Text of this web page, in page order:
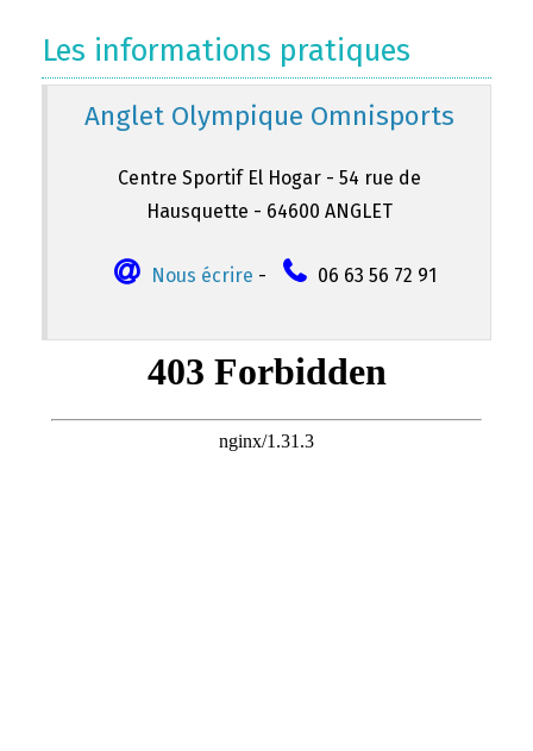
Les informations pratiques
Anglet Olympique Omnisports
Centre Sportif El Hogar - 54 rue de
Hausquette - 64600 ANGLET
Nous écrire - 06 63 56 72 91